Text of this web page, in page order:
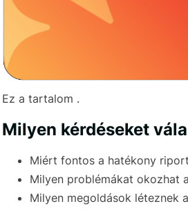
Ez a tartalom .
Milyen kérdéseket
Miért fontos a hatékony
Milyen problémákat okozhat
Milyen megoldások léteznek